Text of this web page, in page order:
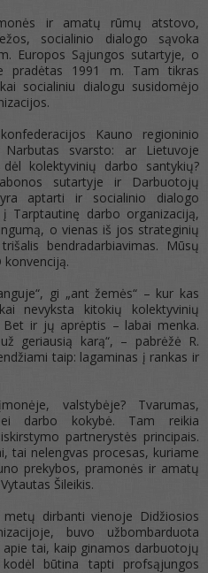
ir amatų rūmų atstovo,
socialinio dialogo sąvoka
Europos Sąjungos sutartyje, o
pradėtas 1991 m. Tam tikras
socialiniu dialogu susidomėjo
Kauno regioninio
Narbutas svarsto: ar Lietuvoje
kolektyvinių darbo santykių?
sutartyje ir Darbuotojų
aptarti ir socialinio dialogo
Tarptautinę darbo organizaciją,
o vienas iš jos strateginių
bendradarbiavimas. Mūsų
konvenciją.
gi „ant žemės“ – kur kas
nevyksta kitokių kolektyvinių
ir jų aprėptis – labai menka.
geriausią karą“, – pabrėžė R.
taip: lagaminas į rankas ir
valstybėje? Tvarumas,
darbo kokybė. Tam reikia
partnerystės principais.
tai nelengvas procesas, kuriame
prekybos, pramonės ir amatų
Šileikis.
dirbanti vienoje Didžiosios
buvo užbombarduota
tai, kaip ginamos darbuotojų
būtina tapti profsąjungos